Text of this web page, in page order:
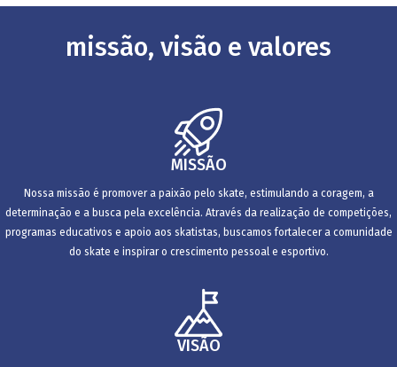
missão, visão e valores
MISSÃO
Nossa missão é promover a paixão pelo skate, estimulando a coragem, a
determinação e a busca pela excelência. Através da realização de competições,
programas educativos e apoio aos skatistas, buscamos fortalecer a comunidade
do skate e inspirar o crescimento pessoal e esportivo.
VISÃO